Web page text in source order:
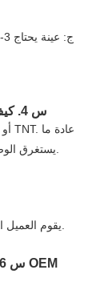
س 4. كيف تقوم بشحن البضائع وكم يستغرق وصولها؟